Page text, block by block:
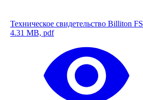
Техническое свидетельство Billiton FS
4.31 MB, pdf